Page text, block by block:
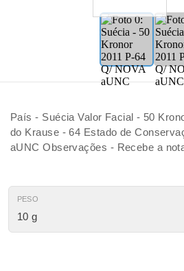
País - Suécia Valor Facial - 50
do Krause - 64 Estado de
aUNC Observações - Recebe a
PESO
10 g